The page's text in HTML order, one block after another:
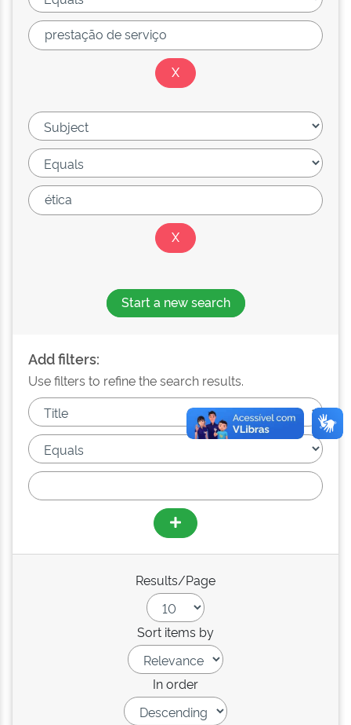
Start a new search
Add filters:
Use filters to refine the search results.
Results/Page
Sort items by
In order